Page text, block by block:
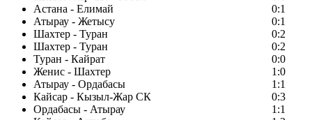
Астана - Елимай
0:1
Атырау - Жетысу
0:1
Шахтер - Туран
0:2
Шахтер - Туран
0:2
Туран - Кайрат
0:0
Женис - Шахтер
1:0
Атырау - Ордабасы
1:1
Кайсар - Кызыл-Жар СК
0:3
Ордабасы - Атырау
1:1